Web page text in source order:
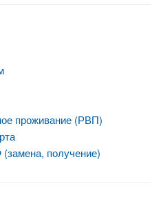
проживание (РВП)
получение)